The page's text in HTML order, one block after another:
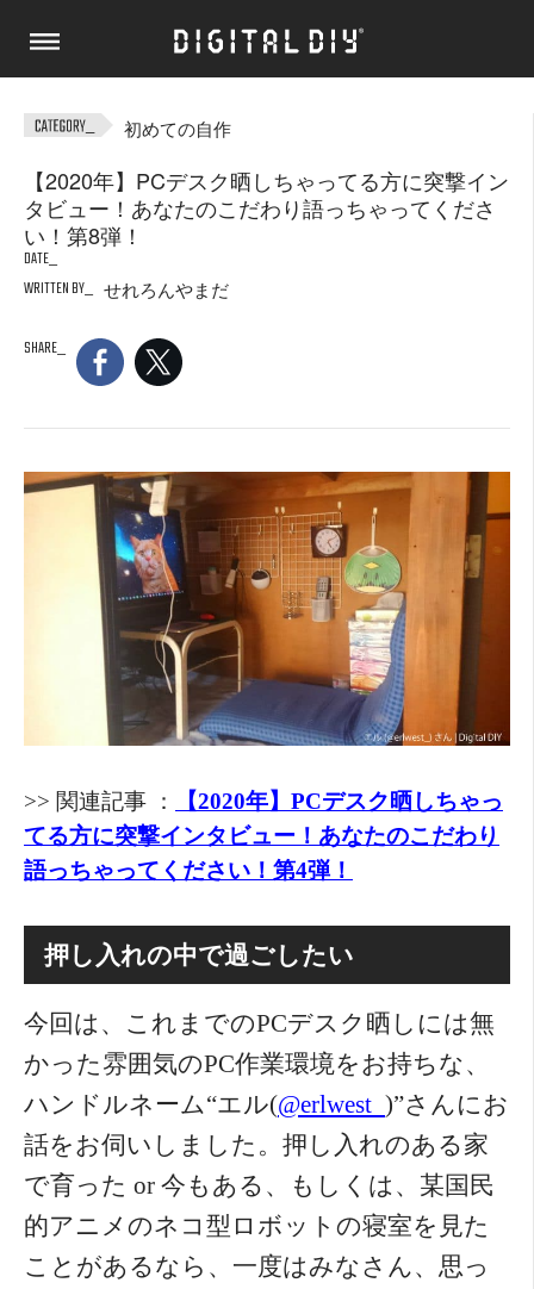
初めての自作
【2020年】PCデスク晒しちゃってる方に突撃イン
タビュー！あなたのこだわり語っちゃってくださ
い！第8弾！
DATE
WRITTEN BY
せれろんやまだ
SHARE
>> 関連記事 ：
【2020年】PCデスク晒しちゃっ
てる方に突撃インタビュー！あなたのこだわり
語っちゃってください！第4弾！
押し入れの中で過ごしたい
今回は、これまでのPCデスク晒しには無
かった雰囲気のPC作業環境をお持ちな、
ハンドルネーム“エル(@erlwest_ )”さんにお
話をお伺いしました。押し入れのある家
で育った or 今もある、もしくは、某国民
的アニメのネコ型ロボットの寝室を見た
ことがあるなら、一度はみなさん、思っ